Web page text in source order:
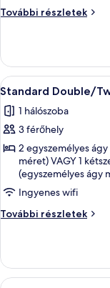
View
További részletek
Standard
(3Pax)
további
részletei
A
következő
szoba
összes
képének
megtekintése:
Standard
Double/Twin
Pool
14
Standard Double/
1 hálószoba
3 férőhely
2 egyszemélyes
méret) VAGY 1
(egyszemélyes ágy
Ingyenes wifi
További részletek
Standard
(3Pax)
további